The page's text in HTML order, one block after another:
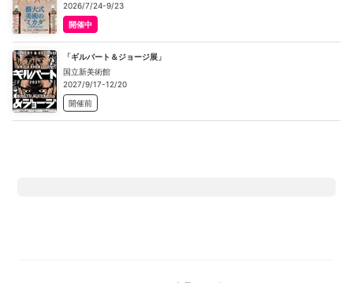
2026/7/24-9/23
開催中
「ギルバート＆ジョージ展」
国立新美術館
2027/9/17-12/20
開催前